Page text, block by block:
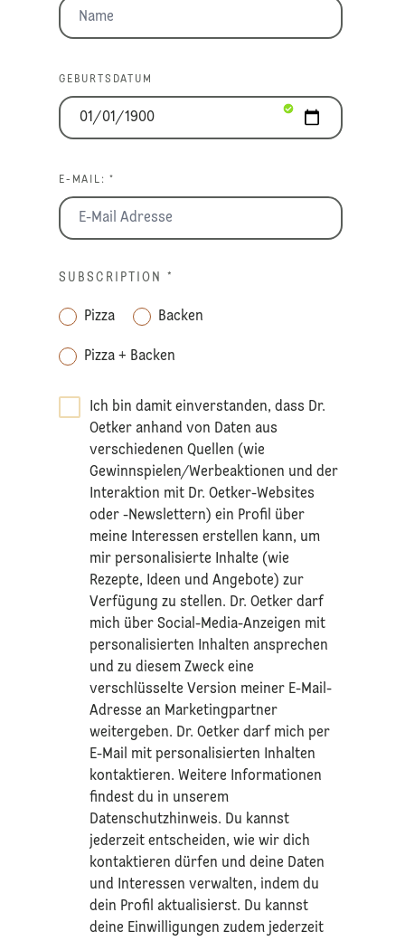
GEBURTSDATUM
E-MAIL: *
SUBSCRIPTION *
Pizza Backen
Pizza + Backen
Ich bin damit einverstanden, dass Dr.
Oetker anhand von Daten aus
verschiedenen Quellen (wie
Gewinnspielen/Werbeaktionen und der
Interaktion mit Dr. Oetker-Websites
oder -Newslettern) ein Profil über
meine Interessen erstellen kann, um
mir personalisierte Inhalte (wie
Rezepte, Ideen und Angebote) zur
Verfügung zu stellen. Dr. Oetker darf
mich über Social-Media-Anzeigen mit
personalisierten Inhalten ansprechen
und zu diesem Zweck eine
verschlüsselte Version meiner E-Mail-
Adresse an Marketingpartner
weitergeben. Dr. Oetker darf mich per
E-Mail mit personalisierten Inhalten
kontaktieren. Weitere Informationen
findest du in unserem
Datenschutzhinweis. Du kannst
jederzeit entscheiden, wie wir dich
kontaktieren dürfen und deine Daten
und Interessen verwalten, indem du
dein Profil aktualisierst. Du kannst
deine Einwilligungen zudem jederzeit